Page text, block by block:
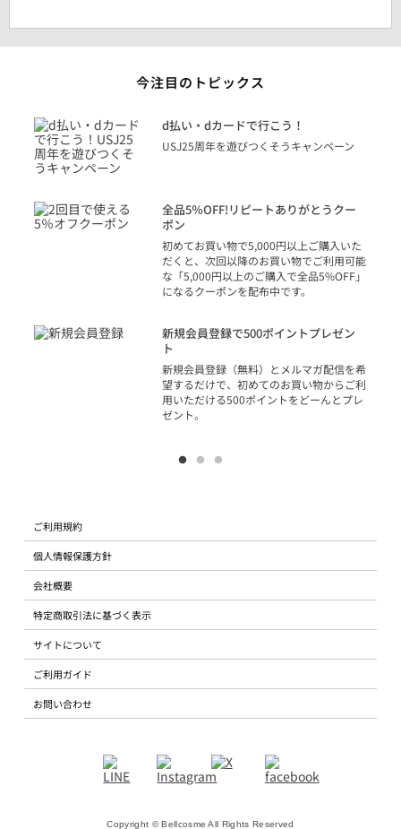
今注目のトピックス
d払い・dカードで行こう！
USJ25周年を遊びつくそうキャンペーン
全品5％OFF!リピートありがとうクー
ポン
初めてお買い物で5,000円以上ご購入いた
だくと、次回以降のお買い物でご利用可能
な「5,000円以上のご購入で全品5%OFF」
になるクーポンを配布中です。
新規会員登録で500ポイントプレゼン
ト
新規会員登録（無料）とメルマガ配信を希
望するだけで、初めてのお買い物からご利
用いただける500ポイントをどーんとプレ
ゼント。
ご利用規約
個人情報保護方針
会社概要
特定商取引法に基づく表示
サイトについて
ご利用ガイド
お問い合わせ
Copyright © Bellcosme All Rights Reserved